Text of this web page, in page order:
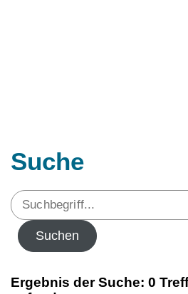
Suche
Ergebnis der Suche: 0